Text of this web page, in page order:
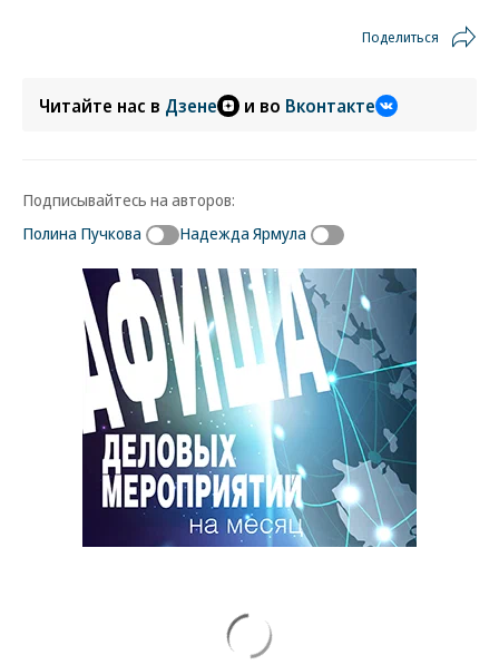
Поделиться
Читайте нас в Дзене и во Вконтакте
Подписывайтесь на авторов:
Полина Пучкова
Надежда Ярмула